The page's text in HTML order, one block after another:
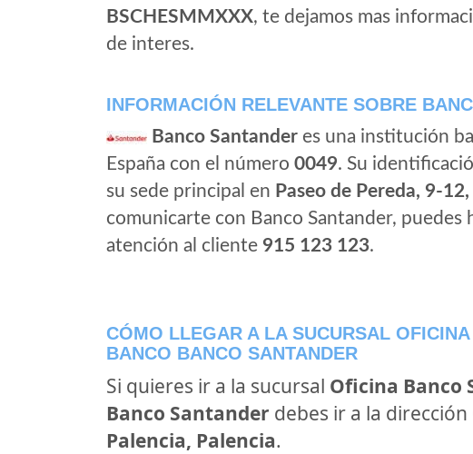
BSCHESMMXXX, te dejamos mas
de interes.
INFORMACIÓN RELEVANTE SOBRE
Banco Santander es una institución
España con el número 0049. Su
su sede principal en Paseo de Pereda, 9-
comunicarte con Banco Santander, puedes
atención al cliente 915 123 123.
CÓMO LLEGAR A LA SUCURSAL
BANCO BANCO SANTANDER
Si quieres ir a la sucursal Oficina Banco
Banco Santander debes ir a la dirección
Palencia, Palencia.